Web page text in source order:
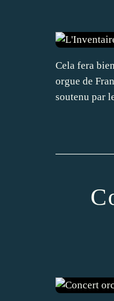
Cela fera
orgue de
soutenu par